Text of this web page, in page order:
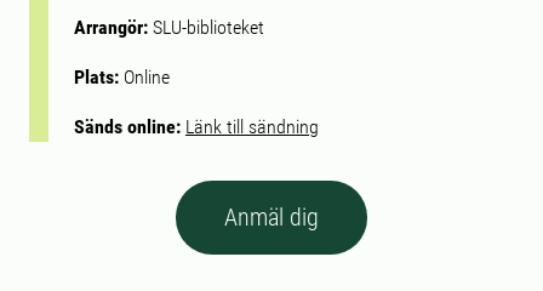
Arrangör: SLU-biblioteket
Plats: Online
Sänds online: Länk till sändning
Anmäl dig